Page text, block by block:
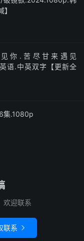
你.苦尽甘来遇见
语.中英双字【更新全
集.1080p
欢迎联系
联系 